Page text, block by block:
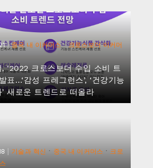
| 중국 내 이커머스·크로스보더 이커머
‘2022 크로스보더 수입 소비 트
표…‘감성 프레그런스’, ‘건강기능
새로운 트렌드로 떠올라
| 기술과 혁신 · 중국 내 이커머스 · 크로